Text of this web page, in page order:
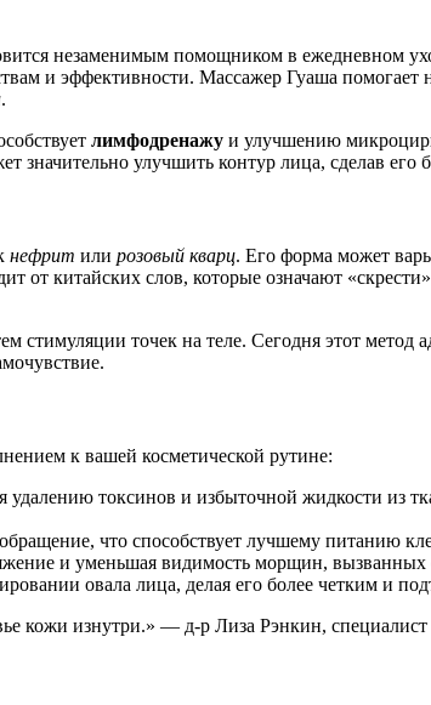
незаменимым помощником в ежедневном
и эффективности. Массажер Гуаша помогает
.
лимфодренажу и улучшению
значительно улучшить контур лица, сделав
нефрит или розовый кварц. Его форма может
от китайских слов, которые означают
точек на теле. Сегодня этот метод
к вашей косметической рутине:
токсинов и избыточной жидкости из
что способствует лучшему питанию
и уменьшая видимость морщин, вызванных
овала лица, делая его более четким и
кожи изнутри.» — д-р Лиза Рэнкин,